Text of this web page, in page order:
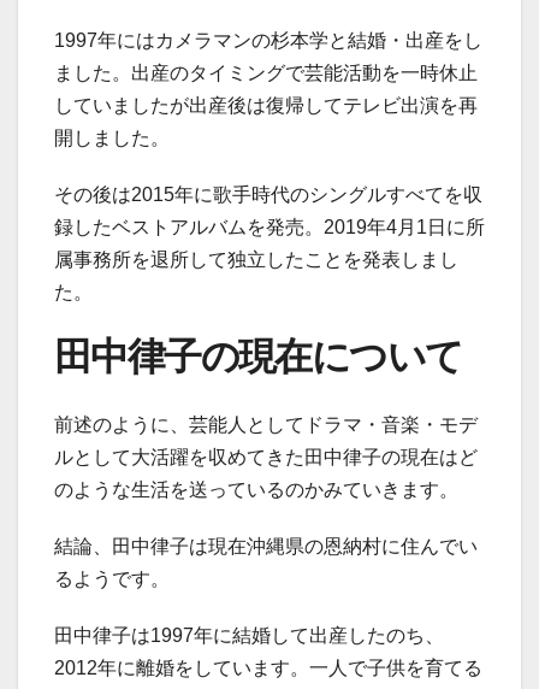
1997年にはカメラマンの杉本学と結婚・出産をし
ました。出産のタイミングで芸能活動を一時休止
していましたが出産後は復帰してテレビ出演を再
開しました。
その後は2015年に歌手時代のシングルすべてを収
録したベストアルバムを発売。2019年4月1日に所
属事務所を退所して独立したことを発表しまし
た。
田中律子の現在について
前述のように、芸能人としてドラマ・音楽・モデ
ルとして大活躍を収めてきた田中律子の現在はど
のような生活を送っているのかみていきます。
結論、田中律子は現在沖縄県の恩納村に住んでい
るようです。
田中律子は1997年に結婚して出産したのち、
2012年に離婚をしています。一人で子供を育てる